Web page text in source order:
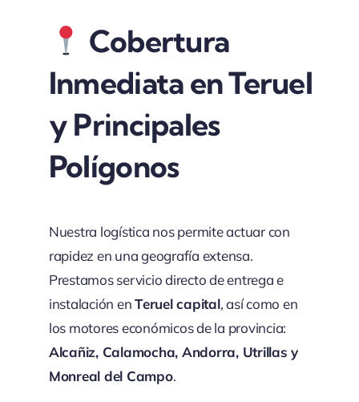
Cobertura
Inmediata en Teruel
y Principales
Polígonos
Nuestra logística nos permite actuar con
rapidez en una geografía extensa.
Prestamos servicio directo de entrega e
instalación enTeruel capital, así como en
los motores económicos de la provincia:
Alcañiz, Calamocha, Andorra, Utrillas y
Monreal del Campo.